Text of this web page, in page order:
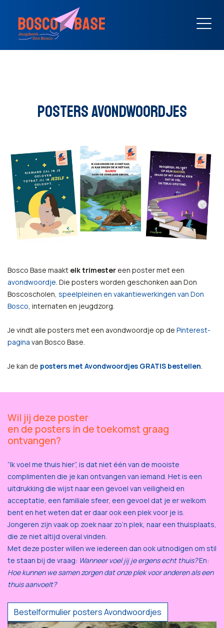
POSTERS AVONDWOORDJES
Bosco Base maakt elk trimester een poster met een
avondwoordje . Die posters worden geschonken aan Don
Boscoscholen, speelpleinen en vakantiewerkingen van Don
Bosco , internaten en jeugdzorg.
Je vindt alle posters met een avondwoordje op de Pinterest-
pagina van Bosco Base.
Je kan de posters met Avondwoordjes GRATIS bestellen
Wil jij deze poster
en de posters in de toekomst graag
ontvangen?
“Ik voel me thuis hier”, is dat niet één van de mooiste
complimenten die je kan ontvangen van iemand. Het is een
uitdrukking die wijst naar een gevoel van veiligheid en
acceptatie, een familiale sfeer, een gevoel dat je er welkom
bent en het weten dat er daar ook een plek voor je is.
Jongeren zijn vaak op zoek naar zo’n plek, naar een thuisplaats,
die ze niet altijd overal vinden.
Met deze poster willen we iedereen dan ook uitnodigen om stil
te staan bij de vraag: Wanneer voel jij je ergens echt thuis?En:
Hoe kunnen we samen zorgen dat onze plek voor anderen als een
thuis aanvoelt?
Bestelformulier posters Avondwoordjes